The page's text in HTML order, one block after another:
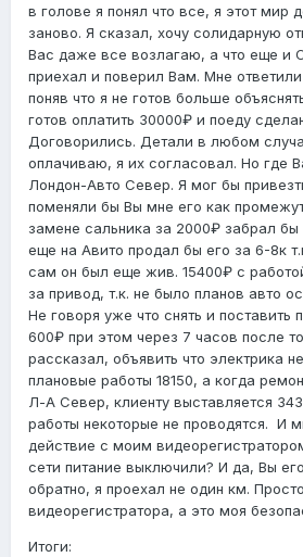
в голове я понял что все, я этот мир
заново. Я сказал, хочу солидарную
Вас даже все возлагаю, а что еще и
приехал и поверил Вам. Мне
поняв что я не готов больше
готов оплатить 30000₽ и поеду
Договорились. Детали в любом
оплачиваю, я их согласовал. Но где
Лондон-Авто Север. Я мог бы
поменяли бы Вы мне его как
замене сальника за 2000₽ забрал
еще на Авито продал бы его за 6-8к
сам он был еще жив. 15400₽ с
за привод, т.к. не было планов авто
Не говоря уже что снять и поставить
600₽ при этом через 7 часов после
рассказал, объявить что электрика
плановые работы 18150, а когда
Л-А Север, клиенту выставляется
работы некоторые не проводятся. И
действие с моим
сети питание выключили? И да, Вы
обратно, я проехал не один км.
видеорегистратора, а это моя
Итоги: